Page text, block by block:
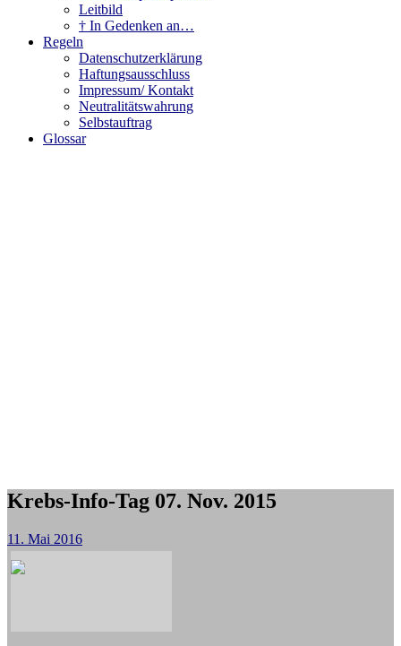
Leitbild
† In Gedenken an…
Regeln
Datenschutzerklärung
Haftungsausschluss
Impressum/ Kontakt
Neutralitätswahrung
Selbstauftrag
Glossar
Krebs-Info-Tag 07. Nov. 2015
11. Mai 2016